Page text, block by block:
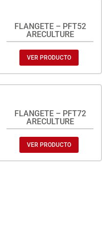
FLANGETE – PFT52
ARECULTURE
VER PRODUCTO
FLANGETE – PFT72
ARECULTURE
VER PRODUCTO